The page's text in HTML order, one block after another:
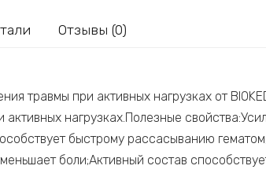
Отзывы (0)
травмы при активных нагрузках от
нагрузках.Полезные
быстрому рассасыванию
боли;Активный состав